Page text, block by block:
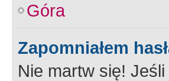
Góra
Zapomniałem
Nie martw się!